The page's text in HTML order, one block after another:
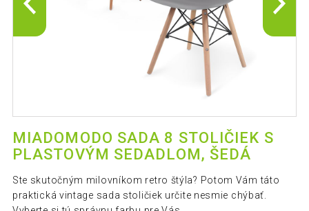
MIADOMODO SADA 8 STOLIČIEK S
PLASTOVÝM SEDADLOM, ŠEDÁ
Ste skutočným milovníkom retro štýla? Potom Vám táto
praktická vintage sada stoličiek určite nesmie chýbať.